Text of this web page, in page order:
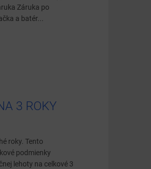
Záruka po
a batér...
3 ROKY
roky. Tento
podmienky
lehoty na celkové 3